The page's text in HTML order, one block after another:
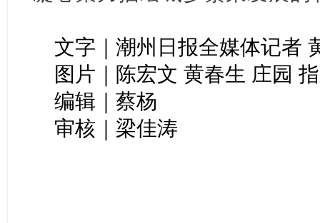
文字｜潮州日报全媒体记者
图片｜陈宏文 黄春生 庄园
编辑｜蔡杨
审核｜梁佳涛